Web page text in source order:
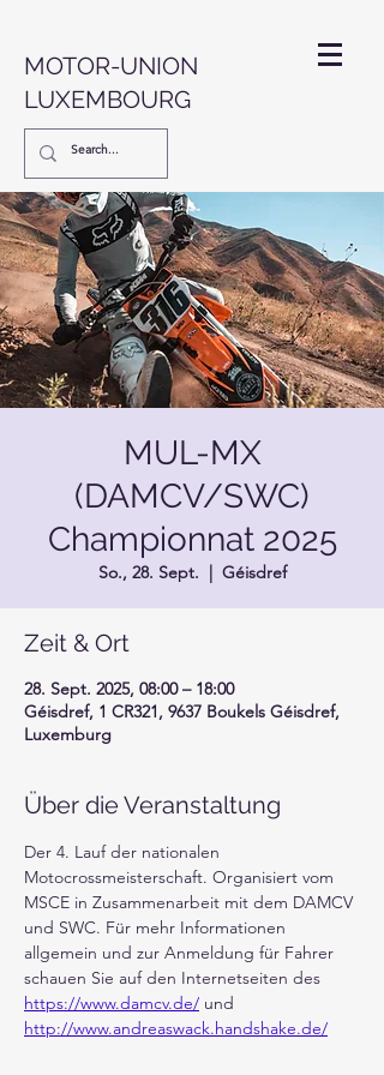
MOTOR-UNION
LUXEMBOURG
MUL-MX
(DAMCV/SWC)
Championnat 2025
So., 28. Sept.
  |
Géisdref
Zeit & Ort
28. Sept. 2025, 08:00 – 18:00
Géisdref, 1 CR321, 9637 Boukels Géisdref,
Luxemburg
Über die Veranstaltung
Der 4. Lauf der nationalen
Motocrossmeisterschaft. Organisiert vom
MSCE in Zusammenarbeit mit dem DAMCV
und SWC. Für mehr Informationen
allgemein und zur Anmeldung für Fahrer
schauen Sie auf den Internetseiten des
https://www.damcv.de/ und
http://www.andreaswack.handshake.de/